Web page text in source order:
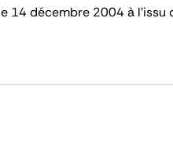
14 décembre 2004 à